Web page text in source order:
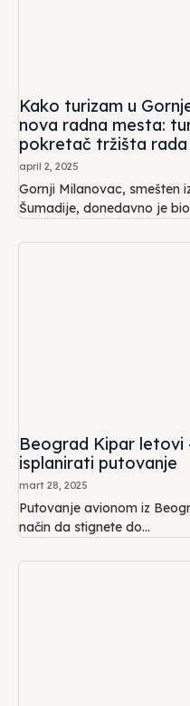
Kako turizam u
nova radna mesta:
pokretač tržišta rada
april 2, 2025
Gornji Milanovac, smešten
Šumadije, donedavno je
Beograd Kipar
isplanirati putovanje
mart 28, 2025
Putovanje avionom iz
način da stignete do...